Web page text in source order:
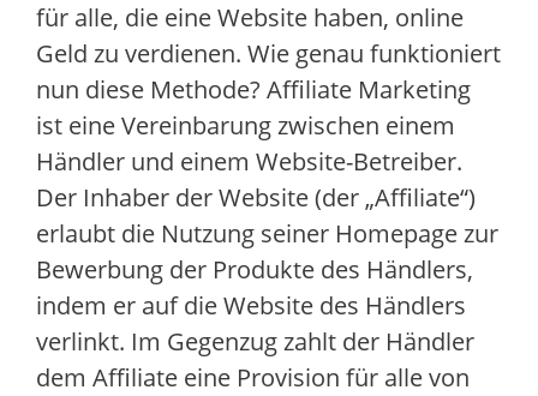
für alle, die eine Website haben, online
Geld zu verdienen. Wie genau funktioniert
nun diese Methode? Affiliate Marketing
ist eine Vereinbarung zwischen einem
Händler und einem Website-Betreiber.
Der Inhaber der Website (der „Affiliate“)
erlaubt die Nutzung seiner Homepage zur
Bewerbung der Produkte des Händlers,
indem er auf die Website des Händlers
verlinkt. Im Gegenzug zahlt der Händler
dem Affiliate eine Provision für alle von